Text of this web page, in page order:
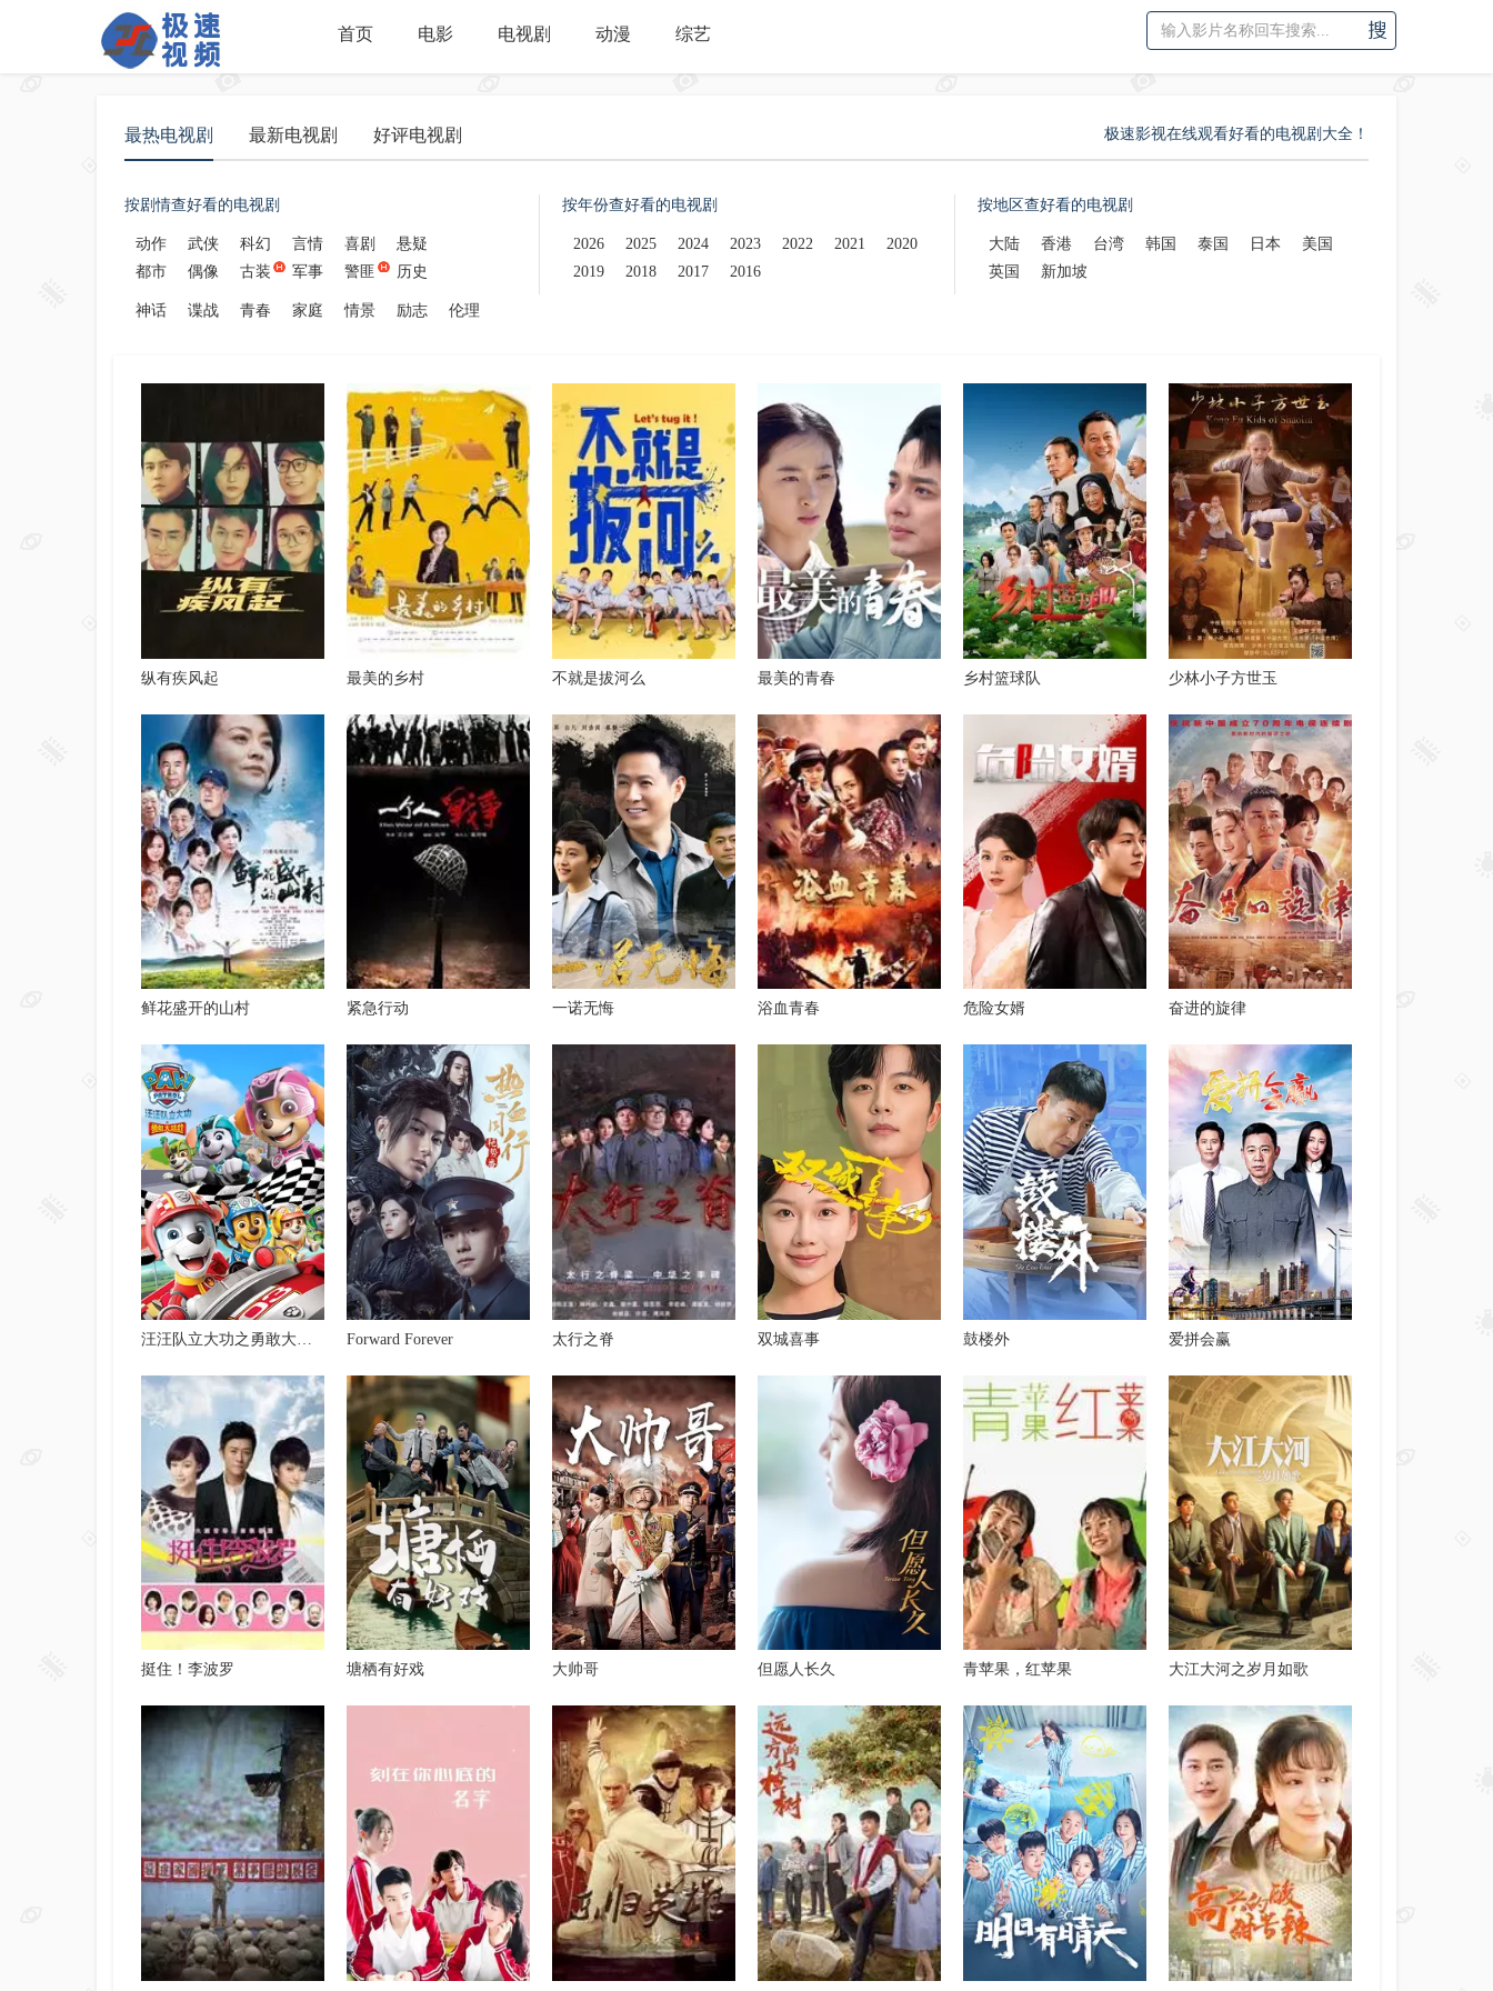
首页 电影 电视剧 动漫 综艺
极速影视在线观看好看的电视剧大全！
最热电视剧 最新电视剧 好评电视剧
按剧情查好看的电视剧
动作 武侠 科幻 言情 喜剧
悬疑
都市
偶像 古装 军事 警匪 历史
神话 谍战 青春 家庭 情景 励志 伦理
按年份查好看的电视剧
2026 2025 2024 2023 2022 2021
2020
2019
2018 2017 2016
按地区查好看的电视剧
大陆 香港 台湾 韩国 泰国 日本
美国
英国
新加坡
纵有疾风起 最美的乡村 不就是拔河么 最美的青春 乡村篮球队 少林小子方世玉
鲜花盛开的山村 紧急行动 一诺无悔 浴血青春 危险女婿 奋进的旋律
Forward Forever 太行之脊 双城喜事 鼓楼外 爱拼会赢
挺住！李波罗 塘栖有好戏 大帅哥 但愿人长久 青苹果，红苹果 大江大河之岁月如歌